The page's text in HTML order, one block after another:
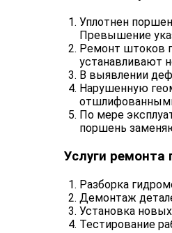
Уплотнен
Превышение
Ремонт штоков
устанавливают
В выявлении
Нарушенную
По мере
поршень
Услуги ремонта
Разборка
Демонтаж
Установка
Тестирование